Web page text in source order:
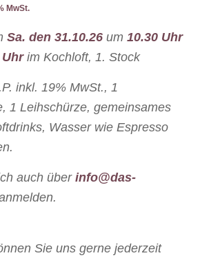
MwSt.
Sa. den 31.10.26um 10.30 Uhr
im Kochloft, 1. Stock
inkl. 19% MwSt., 1
1 Leihschürze, gemeinsames
Wasser wie Espresso
auch über info@das-
Sie uns gerne jederzeit